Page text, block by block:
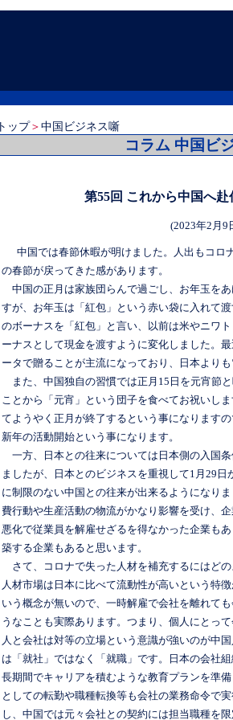
トップ＞中国ビジネス噺
コラム 中国ビ
第55回 これから中国へ赴
(2023年2月9
中国では春節休暇が明けました。人出もコロ
の春節が戻ってきた感があります。
中国の正月は家族団らんで過ごし、お年玉を
すが、お年玉は「紅包」という赤い袋に入れて
のボーナスを「紅包」と言い、以前は米やニワ
ーナスとして現金を渡すように変化しました。
ータで贈ることが主流になっており、日本よりも
また、中国独自の習慣では正月15日を元宵節
ことから「元宵」という団子を食べてお祝いし
てようやく正月が終了するという事になります
新年の活動開始という事になります。
一方、日本との往来については日本側の入国
ましたが、日本とのビジネスを重視して1月29
に制限のない中国との往来が出来るようになり
費行動や生産活動の物流がかなり影響を受け、
悪化で従業員を解雇せざるを得なかった企業も
築する企業もあると思います。
さて、コロナで失った人材を補充するにはど
人材市場は日本に比べて流動性が高いという特
いう概念が無いので、一時解雇で会社を離れて
うなことも実際あります。つまり、個人にとっ
人と会社は対等の立場という意識が強いのが中
は「就社」ではなく「就職」です。日本の会社
長期間でキャリアを積むような教育プランを準
としての転勤や職種転換等も会社の業務命令で
し、中国では元々会社との契約には担当職種を